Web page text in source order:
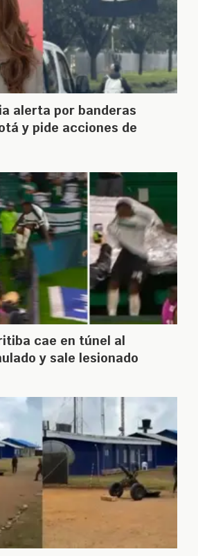
alerta por banderas
y pide acciones de
cae en túnel al
y sale lesionado